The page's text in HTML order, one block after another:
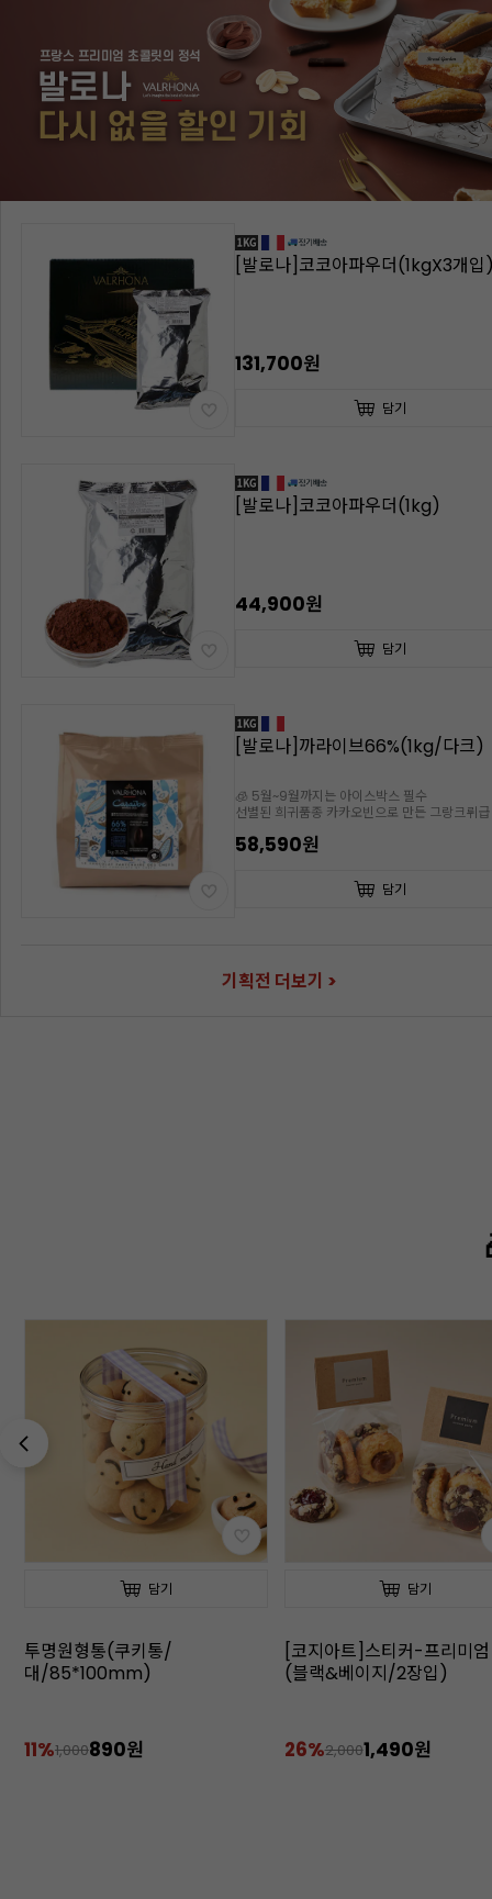
[발로나]코코아파우더(1kgX3개
131,700원
담기
[발로나]코코아파우더(1kg)
44,900원
담기
[발로나]까라이브66%(1kg/다크)
🧊 5월~9월까지는 아이스박스 필수
선별된 희귀품종 카카오빈으로 만든 그랑크뤼
58,590원
담기
기획전 더보기 >
담기
투명원형통(쿠키통/
대/85*100mm)
11%1,000890원
담기
[코지아트]스티커-프리미
(블랙&베이지/2장입)
26%2,0001,490원